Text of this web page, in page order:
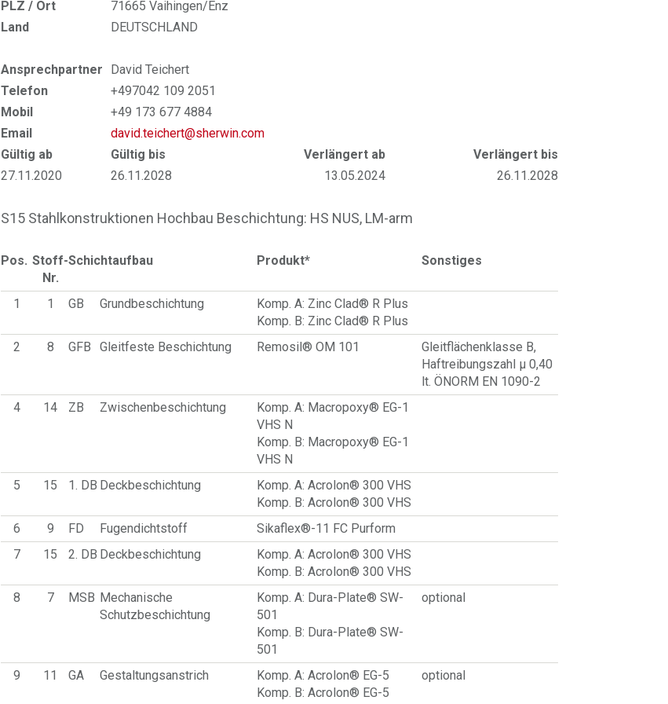
PLZ / Ort
71665 Vaihingen/Enz
Land
DEUTSCHLAND
Ansprechpartner
David Teichert
Telefon
+497042 109 2051
Mobil
+49 173 677 4884
Email
david.teichert@sherwin.com
Gültig ab
Gültig bis Verlängert ab
Verlängert bis
27.11.2020
26.11.2028 13.05.2024 26.11.2028
S15 Stahlkonstruktionen Hochbau Beschichtung: HS NUS, LM-arm
Pos. Stoff-
Nr.
Schichtaufbau Produkt* Sonstiges
1 1 GB Grundbeschichtung
Komp. A: Zinc Clad® R Plus
Komp. B: Zinc Clad® R Plus
2
8 GFB Gleitfeste Beschichtung Remosil® OM 101
Gleitflächenklasse B,
Haftreibungszahl μ 0,40
lt. ÖNORM EN 1090-2
4
14 ZB Zwischenbeschichtung
Komp. A: Macropoxy® EG-1
VHS N
Komp. B: Macropoxy® EG-1
VHS N
5
15 1. DB Deckbeschichtung
Komp. A: Acrolon® 300 VHS
Komp. B: Acrolon® 300 VHS
6
9 FD Fugendichtstoff
Sikaflex®-11 FC Purform
7
15 2. DB Deckbeschichtung
Komp. A: Acrolon® 300 VHS
Komp. B: Acrolon® 300 VHS
8
7 MSB Mechanische
Schutzbeschichtung
Komp. A: Dura-Plate® SW-
501
Komp. B: Dura-Plate® SW-
501
optional
9 11 GA Gestaltungsanstrich
Komp. A: Acrolon® EG-5
Komp. B: Acrolon® EG-5
optional